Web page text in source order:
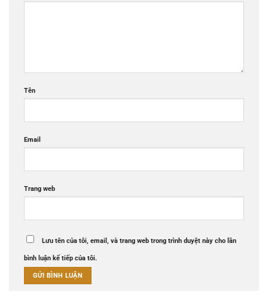
Tên
Email
Trang web
Lưu tên của tôi, email, và trang web trong trình duyệt này cho lần
bình luận kế tiếp của tôi.